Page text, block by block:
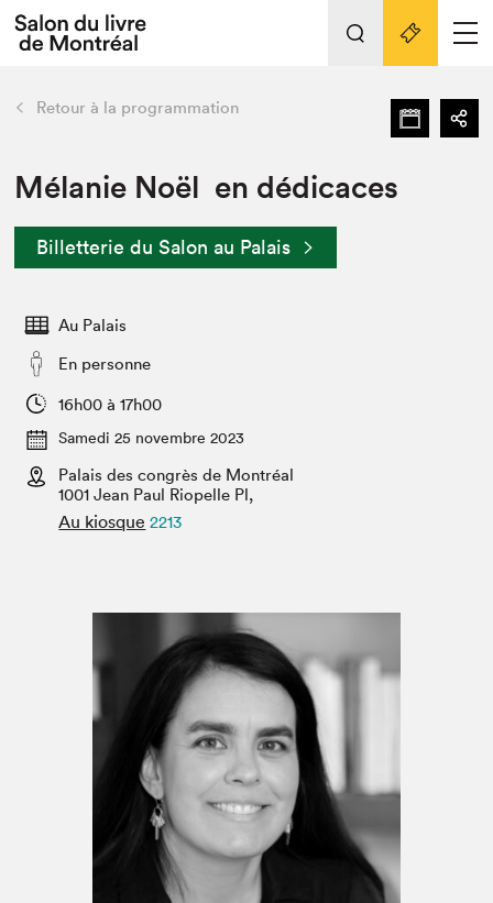
Espace exposant⋅e⋅s
Espace enseignant·e·s
Espace médias
L'événement
Préparer sa visite au Salon
Actualités
SLM PRO
retour Nos activités
Préparer sa visite
Salon dans la ville et en ligne
Projets partenaires
Liens pratiques
Retour à la programmation
Mélanie Noël en dédicaces
Billetterie du Salon au Palais
Au Palais
En personne
16h00 à 17h00
Samedi 25 novembre 2023
Palais des congrès de Montréal
1001 Jean Paul Riopelle Pl,
Au kiosque 2213